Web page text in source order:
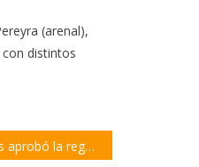
(arenal),
distintos
Diputados aprobó la regulación de las ferias multipunto para evitar las «Saladitas» en Santa Fe